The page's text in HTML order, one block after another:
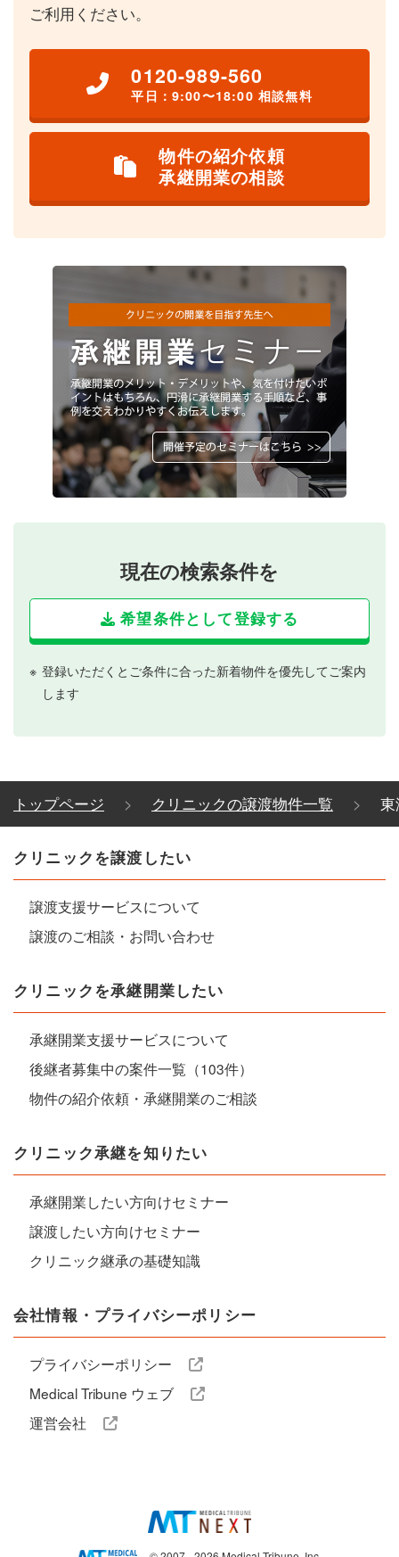
ご利用ください。
0120-989-560
平日：9:00〜18:00 相談無料
物件の紹介依頼
承継開業の相談
現在の検索条件を
希望条件として登録する
登録いただくとご条件に合った新着物件を優先してご案内
します
トップページ クリニックの譲渡物件一覧
クリニックを譲渡したい
譲渡支援サービスについて
譲渡のご相談・お問い合わせ
クリニックを承継開業したい
承継開業支援サービスについて
後継者募集中の案件一覧（103件）
物件の紹介依頼・承継開業のご相談
クリニック承継を知りたい
承継開業したい方向けセミナー
譲渡したい方向けセミナー
クリニック継承の基礎知識
会社情報・プライバシーポリシー
プライバシーポリシー
Medical Tribune ウェブ
運営会社